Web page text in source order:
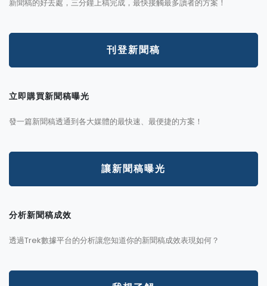
新聞稿的好去處，三分鐘上稿完成，最快接觸最多讀者的方案！
刊登新聞稿
立即購買新聞稿曝光
發一篇新聞稿透通到各大媒體的最快速、最便捷的方案！
讓新聞稿曝光
分析新聞稿成效
透過Trek數據平台的分析讓您知道你的新聞稿成效表現如何？